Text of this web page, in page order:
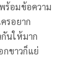
ร้อมข้อความ
รอยาก
นให้มาก
ขาวก็แย่